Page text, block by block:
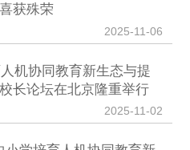
获殊荣
2025-11-06
机协同教育新生态与提
长论坛在北京隆重举行
2025-11-02